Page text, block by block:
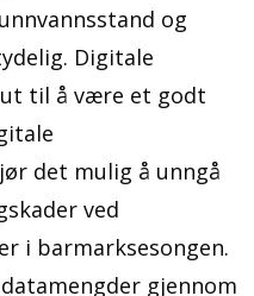
og
Digitale
til å være et godt
det mulig å unngå
ved
i barmarksesongen.
gjennom